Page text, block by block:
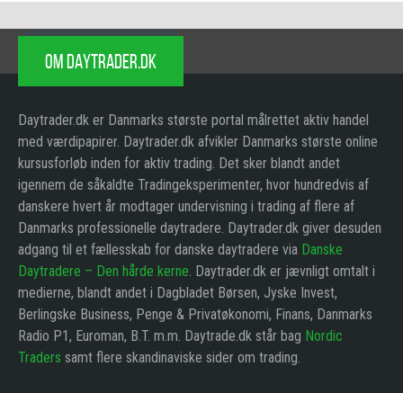
OM DAYTRADER.DK
Daytrader.dk er Danmarks største portal målrettet aktiv handel
med værdipapirer. Daytrader.dk afvikler Danmarks største online
kursusforløb inden for aktiv trading. Det sker blandt andet
igennem de såkaldte Tradingeksperimenter, hvor hundredvis af
danskere hvert år modtager undervisning i trading af flere af
Danmarks professionelle daytradere. Daytrader.dk giver desuden
adgang til et fællesskab for danske daytradere via Danske
Daytradere – Den hårde kerne. Daytrader.dk er jævnligt omtalt i
medierne, blandt andet i Dagbladet Børsen, Jyske Invest,
Berlingske Business, Penge & Privatøkonomi, Finans, Danmarks
Radio P1, Euroman, B.T. m.m. Daytrade.dk står bag Nordic
Traders samt flere skandinaviske sider om trading.